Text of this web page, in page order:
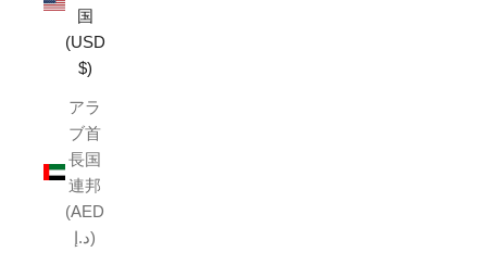
国
(USD
$)
アラ
ブ首
長国
連邦
(AED
د.إ)